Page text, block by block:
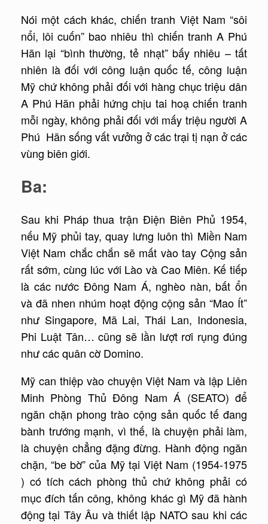
Nói một cách khác, chiến tranh Việt Nam “sôi
nổi, lôi cuốn” bao nhiêu thì chiến tranh A Phú
Hãn lại “bình thường, tẻ nhạt” bấy nhiêu – tất
nhiên là đối với công luận quốc tế, công luận
Mỹ chứ không phải đối với hàng chục triệu dân
A Phú Hãn phải hứng chịu tai hoạ chiến tranh
mỗi ngày, không phải đối với mấy triệu người A
Phú Hãn sống vất vưởng ở các trại tị nạn ở các
vùng biên giới.
Ba:
Sau khi Pháp thua trận Điện Biên Phủ 1954,
nếu Mỹ phủi tay, quay lưng luôn thì Miền Nam
Việt Nam chắc chắn sẽ mất vào tay Cộng sản
rất sớm, cùng lúc với Lào và Cao Miên. Kế tiếp
là các nước Đông Nam Á, nghèo nàn, bất ổn
và đã nhen nhúm hoạt động cộng sản “Mao Ít”
như Singapore, Mã Lai, Thái Lan, Indonesia,
Phi Luật Tân… cũng sẽ lần lượt rơi rụng đúng
như các quân cờ Domino.
Mỹ can thiệp vào chuyện Việt Nam và lập Liên
Minh Phòng Thủ Đông Nam Á (SEATO) để
ngăn chặn phong trào cộng sản quốc tế đang
bành trướng mạnh, vì thế, là chuyện phải làm,
là chuyện chẳng đặng đừng. Hành động ngăn
chặn, “be bờ” của Mỹ tại Việt Nam (1954-1975
) có tích cách phòng thủ chứ không phải có
mục đích tấn công, không khác gì Mỹ đã hành
động tại Tây Âu và thiết lập NATO sau khi các